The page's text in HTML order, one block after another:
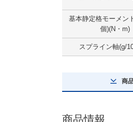
基本静定格モーメン
個)(N・m)
スプライン軸(g/
商
商品情報